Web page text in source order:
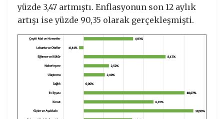
yüzde 3,47 artmıştı. Enflasyonun son 12 aylık
artışı ise yüzde 90,35 olarak gerçekleşmişti.